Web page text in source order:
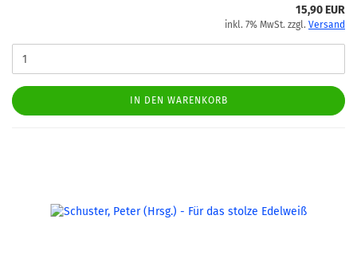
15,90 EUR
inkl. 7% MwSt. zzgl. Versand
IN DEN WARENKORB